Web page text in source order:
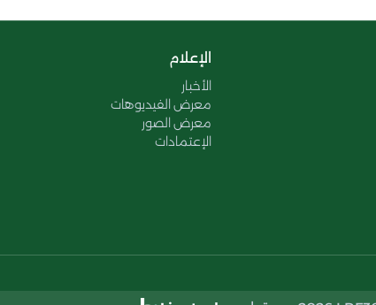
الإعلام
الأخبار
معرض الفيديوهات
معرض الصور
الإعتمادات